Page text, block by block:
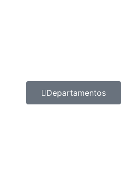
Departamentos